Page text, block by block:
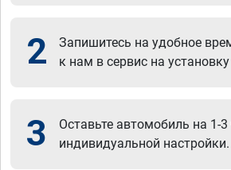
2
Запишитесь на удобное
к нам в сервис на
3
Оставьте автомобиль на 1-
индивидуальной настройки.